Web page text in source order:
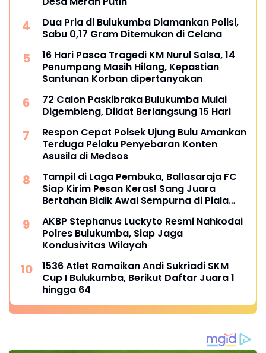
Dua Pria di Bulukumba Diamankan Polisi,
Sabu 0,17 Gram Ditemukan di Celana
16 Hari Pasca Tragedi KM Nurul Salsa, 14
Penumpang Masih Hilang, Kepastian
Santunan Korban dipertanyakan
72 Calon Paskibraka Bulukumba Mulai
Digembleng, Diklat Berlangsung 15 Hari
Respon Cepat Polsek Ujung Bulu Amankan
Terduga Pelaku Penyebaran Konten
Asusila di Medsos
Tampil di Laga Pembuka, Ballasaraja FC
Siap Kirim Pesan Keras! Sang Juara
Bertahan Bidik Awal Sempurna di Piala
AKBP Stephanus Luckyto Resmi Nahkodai
Polres Bulukumba, Siap Jaga
Kondusivitas Wilayah
1536 Atlet Ramaikan Andi Sukriadi SKM
Cup I Bulukumba, Berikut Daftar Juara 1
hingga 64